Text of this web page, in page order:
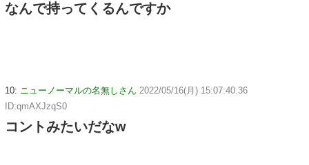
なんで持ってくるんですか
10: ニューノーマルの名無しさん 2022/05/16(月) 15:07:40.36
ID:qmAXJzqS0
コントみたいだなw